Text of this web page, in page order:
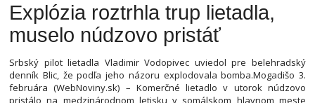
Explózia roztrhla trup lietadla,
muselo núdzovo pristáť
Srbský pilot lietadla Vladimir Vodopivec uviedol pre belehradský
denník Blic, že podľa jeho názoru explodovala bomba.Mogadišo 3.
februára (WebNoviny.sk) – Komerčné lietadlo v utorok núdzovo
pristálo na medzinárodnom letisku v somálskom hlavnom meste